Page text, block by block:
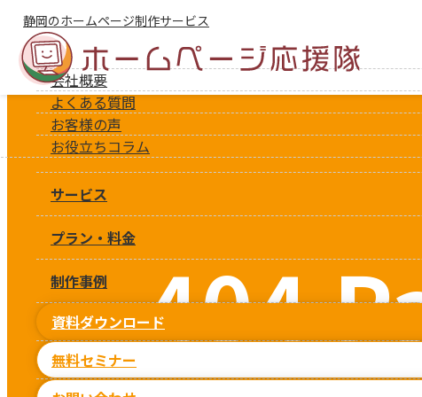
静岡のホームページ制作サービス
会社概要
よくある質問
お客様の声
お役立ちコラム
サービス
プラン・料金
制作事例
資料ダウンロード
無料セミナー 404